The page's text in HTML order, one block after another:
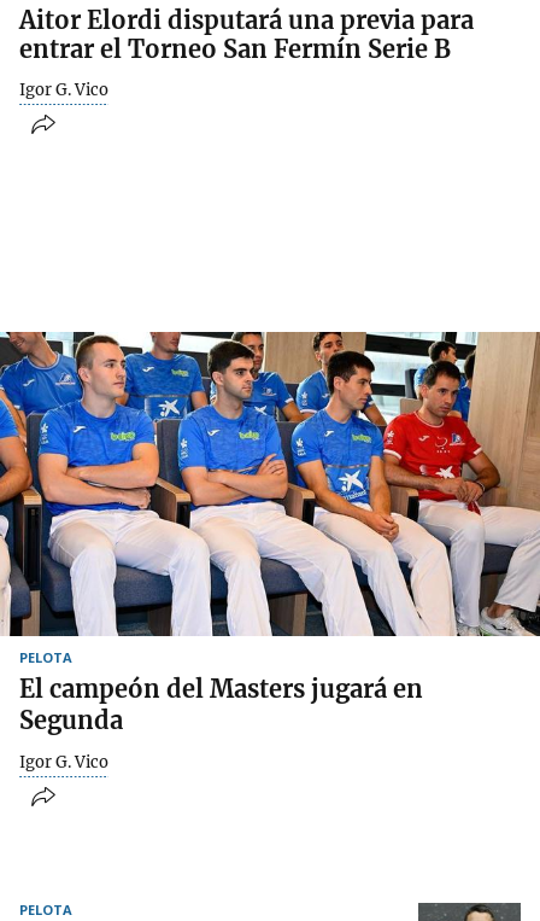
Aitor Elordi disputará una previa para
entrar el Torneo San Fermín Serie B
Igor G. Vico
PELOTA
El campeón del Masters jugará en
Segunda
Igor G. Vico
PELOTA